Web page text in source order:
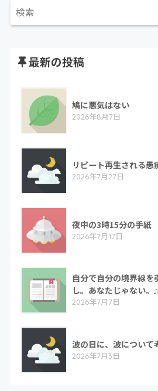
最新の投稿
鳩に悪気はない
2026年8月7日
リピート再生される愚
2026年7月27日
夜中の3時15分の手紙
2026年7月17日
自分で自分の境界線を
し。あなたじゃない。
2026年7月7日
波の日に、波について
2026年7月3日